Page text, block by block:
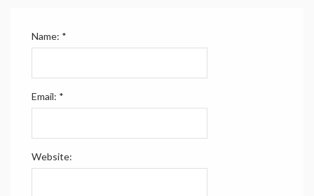
Name: *
Email: *
Website: